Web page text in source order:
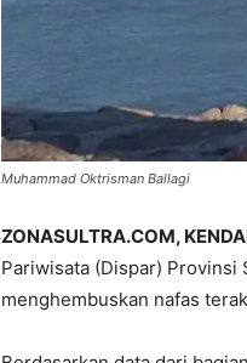
Muhammad Oktrisman Ballagi
ZONASULTRA.COM,
Pariwisata (Dispar) Provinsi
menghembuskan nafas